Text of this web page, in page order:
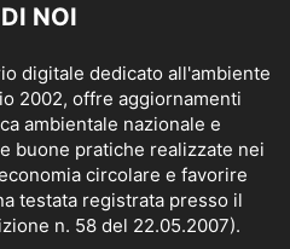
NOI
digitale dedicato all'ambiente
2002, offre aggiornamenti
ambientale nazionale e
buone pratiche realizzate nei
circolare e favorire
testata registrata presso il
n. 58 del 22.05.2007).